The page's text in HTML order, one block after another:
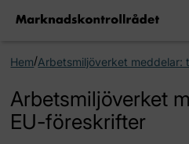
Hem/Arbetsmiljöverket meddelar:
Arbetsmiljöverket
EU-föreskrifter